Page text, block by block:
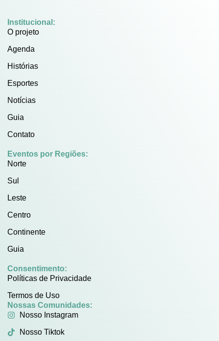
Institucional:
O projeto
Agenda
Histórias
Esportes
Notícias
Guia
Contato
Eventos por Regiões:
Norte
Sul
Leste
Centro
Continente
Guia
Consentimento:
Políticas de Privacidade
Termos de Uso
Nossas Comunidades:
Nosso Instagram
Nosso Tiktok